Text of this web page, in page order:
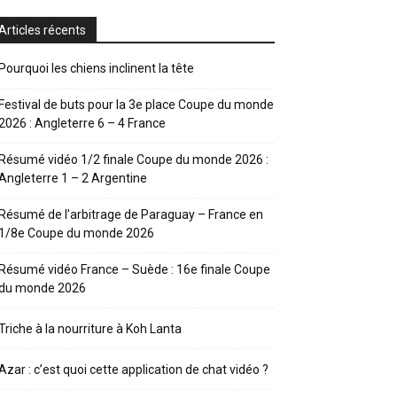
récents
les chiens inclinent la tête
de buts pour la 3e place Coupe du monde
: Angleterre 6 – 4 France
vidéo 1/2 finale Coupe du monde 2026 :
1 – 2 Argentine
de l’arbitrage de Paraguay – France en
8e Coupe du monde 2026
vidéo France – Suède : 16e finale Coupe
monde 2026
à la nourriture à Koh Lanta
: c’est quoi cette application de chat vidéo ?